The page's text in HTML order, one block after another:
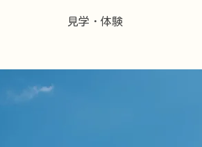
見学・体験